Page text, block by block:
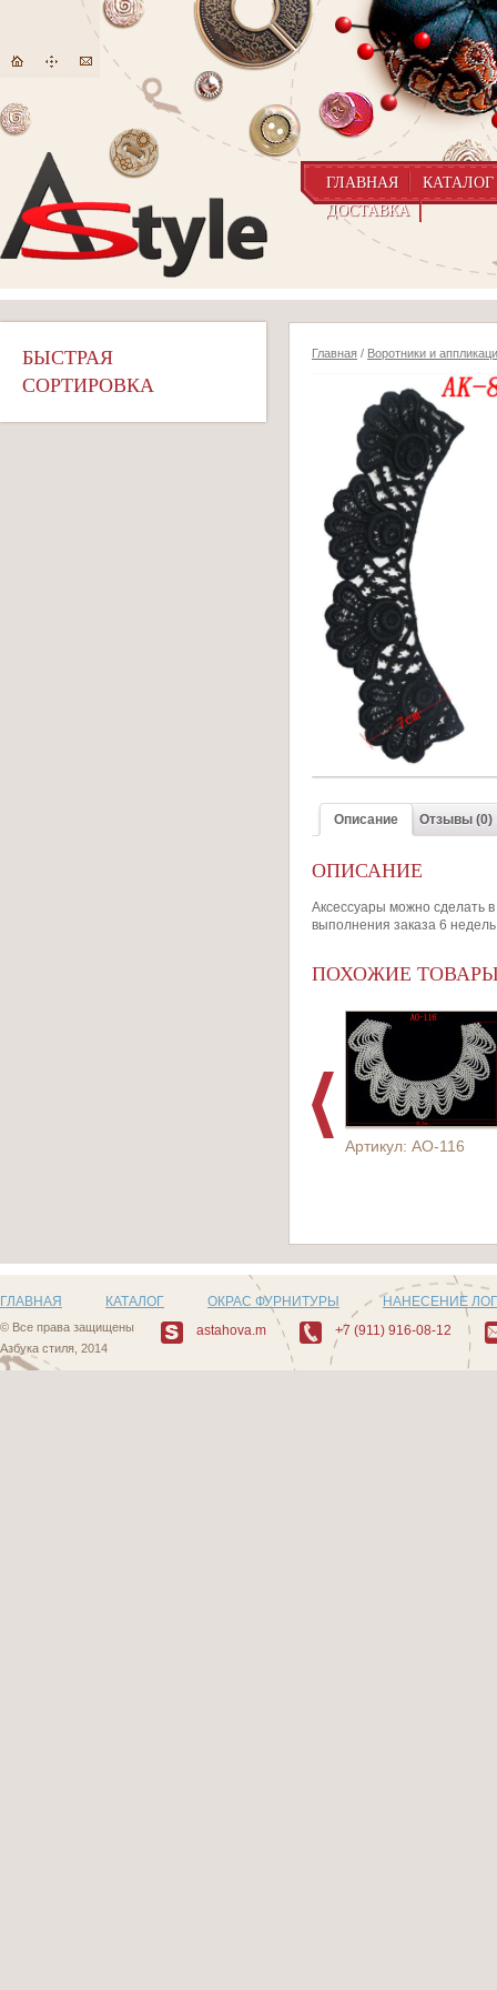
ГЛАВНАЯ
КАТАЛОГ
ДОСТАВКА
БЫСТРАЯ
СОРТИРОВКА
Главная / Воротники и
Описание Отзывы (0)
ОПИСАНИЕ
Аксессуары можно сделать
выполнения заказа 6
ПОХОЖИЕ
Артикул: AO-116
ГЛАВНАЯ КАТАЛОГ ОКРАС ФУРНИТУРЫ НАНЕСЕНИЕ
© Все права защищены
Азбука стиля, 2014
astahova.m +7 (911) 916-08-12